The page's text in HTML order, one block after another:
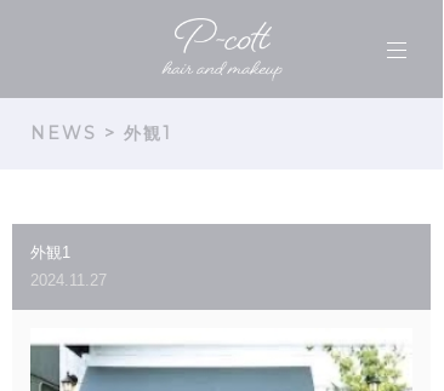
NEWS > 外観1
外観1
2024.11.27